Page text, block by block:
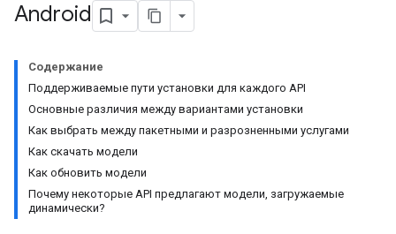
Android
Содержание
Поддерживаемые пути установки для каждого API
Основные различия между вариантами установки
Как выбрать между пакетными и разрозненными услугами
Как скачать модели
Как обновить модели
Почему некоторые API предлагают модели, загружаемые
динамически?